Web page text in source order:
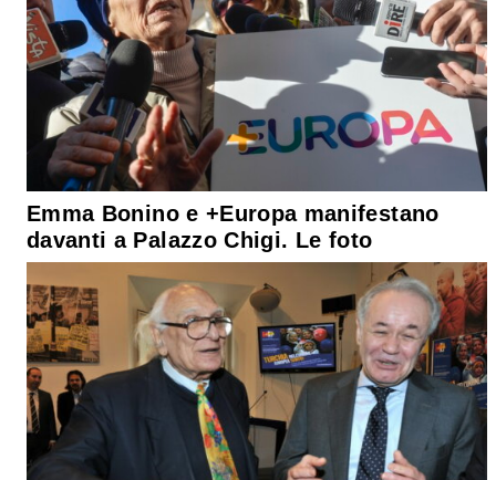
Emma Bonino e +Europa manifestano
davanti a Palazzo Chigi. Le foto